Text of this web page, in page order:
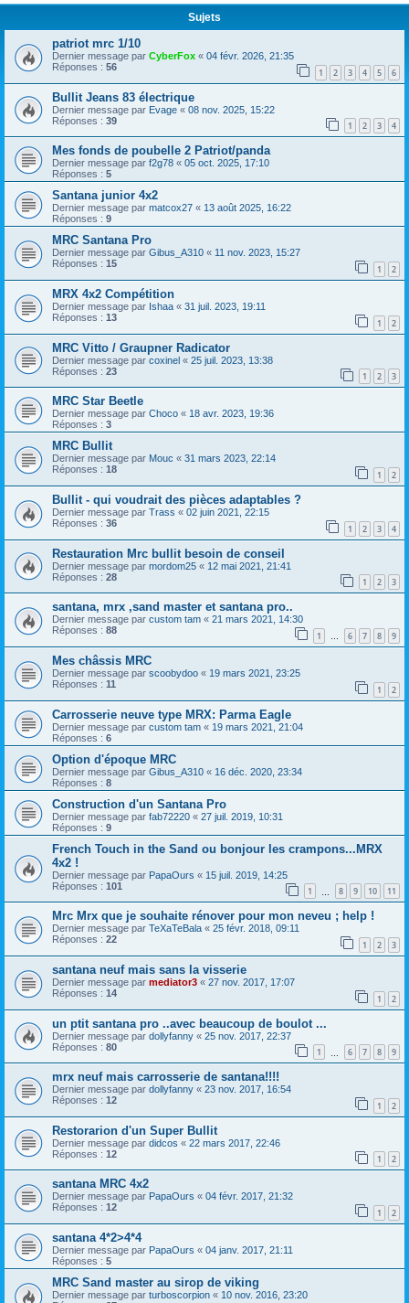
Sujets
patriot mrc 1/10
Dernier message par CyberFox « 04 févr. 2026, 21:35
Réponses : 56 1 2 3 4 5 6
Bullit Jeans 83 électrique
Dernier message par Evage « 08 nov. 2025, 15:22
Réponses : 39 1 2 3 4
Mes fonds de poubelle 2 Patriot/panda
Dernier message par f2g78 « 05 oct. 2025, 17:10
Réponses : 5
Santana junior 4x2
Dernier message par matcox27 « 13 août 2025, 16:22
Réponses : 9
MRC Santana Pro
Dernier message par Gibus_A310 « 11 nov. 2023, 15:27
Réponses : 15 1 2
MRX 4x2 Compétition
Dernier message par Ishaa « 31 juil. 2023, 19:11
Réponses : 13 1 2
MRC Vitto / Graupner Radicator
Dernier message par coxinel « 25 juil. 2023, 13:38
Réponses : 23 1 2 3
MRC Star Beetle
Dernier message par Choco « 18 avr. 2023, 19:36
Réponses : 3
MRC Bullit
Dernier message par Mouc « 31 mars 2023, 22:14
Réponses : 18 1 2
Bullit - qui voudrait des pièces adaptables ?
Dernier message par Trass « 02 juin 2021, 22:15
Réponses : 36 1 2 3 4
Restauration Mrc bullit besoin de conseil
Dernier message par mordom25 « 12 mai 2021, 21:41
Réponses : 28 1 2 3
santana, mrx ,sand master et santana pro..
Dernier message par custom tam « 21 mars 2021, 14:30
Réponses : 88 1 … 6 7 8 9
Mes châssis MRC
Dernier message par scoobydoo « 19 mars 2021, 23:25
Réponses : 11 1 2
Carrosserie neuve type MRX: Parma Eagle
Dernier message par custom tam « 19 mars 2021, 21:04
Réponses : 6
Option d'époque MRC
Dernier message par Gibus_A310 « 16 déc. 2020, 23:34
Réponses : 8
Construction d'un Santana Pro
Dernier message par fab72220 « 27 juil. 2019, 10:31
Réponses : 9
French Touch in the Sand ou bonjour les crampons...MRX
4x2 !
Dernier message par PapaOurs « 15 juil. 2019, 14:25
Réponses : 101 1 8 9 10 11
Mrc Mrx que je souhaite rénover pour mon neveu ; help !
Dernier message par TeXaTeBala « 25 févr. 2018, 09:11
Réponses : 22 1 2 3
santana neuf mais sans la visserie
Dernier message par mediator3 « 27 nov. 2017, 17:07
Réponses : 14 1 2
un ptit santana pro ..avec beaucoup de boulot ...
Dernier message par dollyfanny « 25 nov. 2017, 22:37
Réponses : 80 1 6 7 8 9
mrx neuf mais carrosserie de santana!!!!
Dernier message par dollyfanny « 23 nov. 2017, 16:54
Réponses : 12 1 2
Restorarion d'un Super Bullit
Dernier message par didcos « 22 mars 2017, 22:46
Réponses : 12 1 2
santana MRC 4x2
Dernier message par PapaOurs « 04 févr. 2017, 21:32
Réponses : 12 1 2
santana 4*2>4*4
Dernier message par PapaOurs « 04 janv. 2017, 21:11
Réponses : 5
MRC Sand master au sirop de viking
Dernier message par turboscorpion « 10 nov. 2016, 23:20